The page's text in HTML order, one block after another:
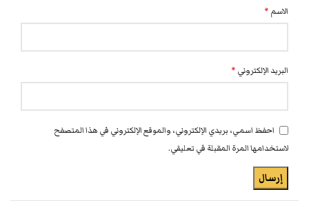
الاسم *
البريد الإلكتروني *
احفظ اسمي، بريدي الإلكتروني، والموقع الإلكتروني في هذا المتصفح
لاستخدامها المرة المقبلة في تعليقي.